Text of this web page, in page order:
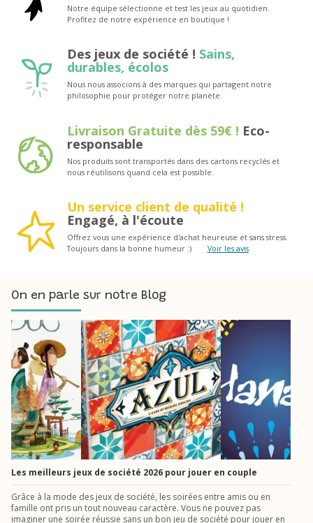
Notre équipe sélectionne et test les jeux au quotidien.
Profitez de notre expérience en boutique !
Des jeux de société ! Sains,
durables, écolos
Nous nous associons à des marques qui partagent notre
philosophie pour protéger notre planète.
Livraison Gratuite dès 59€ ! Eco-
responsable
Nos produits sont transportés dans des cartons recyclés et
nous réutilisons quand cela est possible.
Un service client de qualité !
Engagé, à l'écoute
Offrez vous une expérience d'achat heureuse et sans stress.
Toujours dans la bonne humeur :)
Voir les avis
On en parle sur notre Blog
Les meilleurs jeux de société 2026 pour jouer en couple
Grâce à la mode des jeux de société, les soirées entre amis ou en
famille ont pris un tout nouveau caractère. Vous ne pouvez pas
imaginer une soirée réussie sans un bon jeu de société pour jouer en